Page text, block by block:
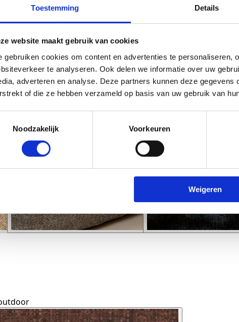
Toestemming Details
website maakt gebruik van cookies
gebruiken cookies om content en advertenties te personaliseren,
te analyseren. Ook delen we informatie over uw
adverteren en analyse. Deze partners kunnen deze
of die ze hebben verzameld op basis van uw gebruik van
Noodzakelijk
Voorkeuren
Weigeren